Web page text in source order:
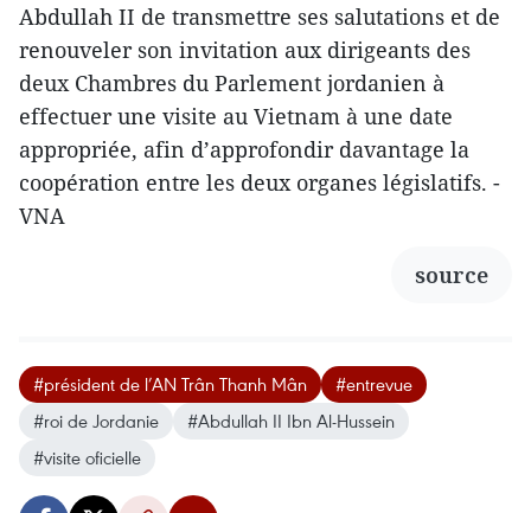
Abdullah II de transmettre ses salutations et de
renouveler son invitation aux dirigeants des
deux Chambres du Parlement jordanien à
effectuer une visite au Vietnam à une date
appropriée, afin d’approfondir davantage la
coopération entre les deux organes législatifs. -
VNA
source
#président de l’AN Trân Thanh Mân
#entrevue
#roi de Jordanie
#Abdullah II Ibn Al-Hussein
#visite oficielle